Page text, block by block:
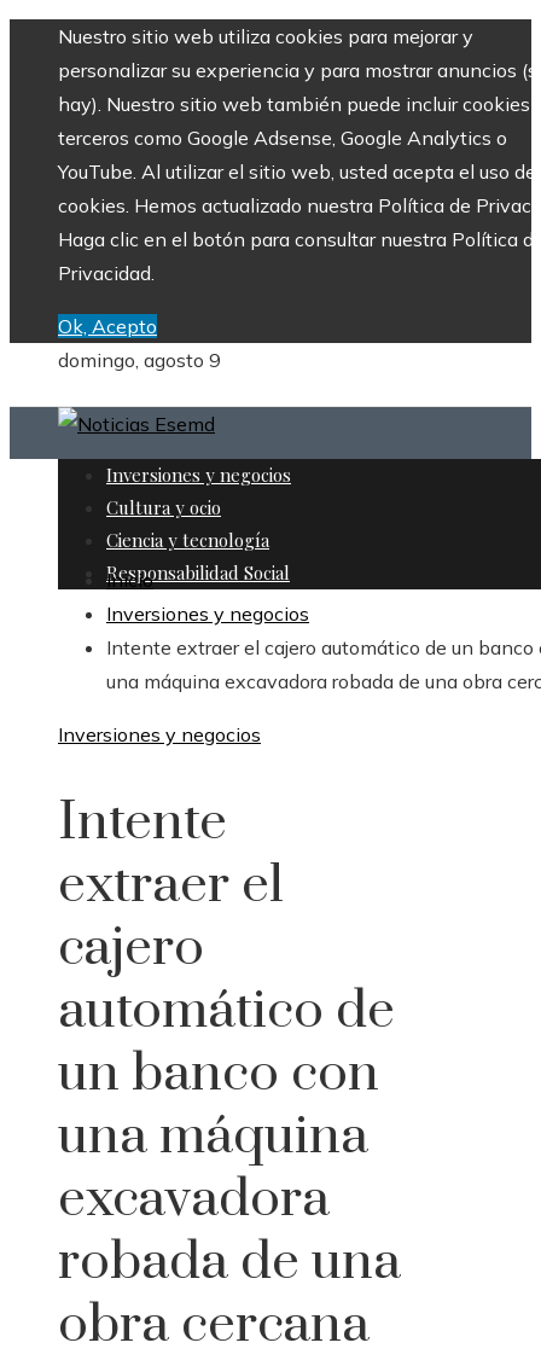
Nuestro sitio web utiliza cookies para mejorar y
personalizar su experiencia y para mostrar anuncios
hay). Nuestro sitio web también puede incluir cookies
terceros como Google Adsense, Google Analytics o
YouTube. Al utilizar el sitio web, usted acepta el uso de
cookies. Hemos actualizado nuestra Política de
Haga clic en el botón para consultar nuestra Política
Privacidad.
Ok, Acepto
domingo, agosto 9
Inversiones y negocios
Cultura y ocio
Ciencia y tecnología
Responsabilidad Social
Inicio
Inversiones y negocios
Intente extraer el cajero automático de un banco
una máquina excavadora robada de una obra
Inversiones y negocios
Intente
extraer el
cajero
automático de
un banco con
una máquina
excavadora
robada de una
obra cercana